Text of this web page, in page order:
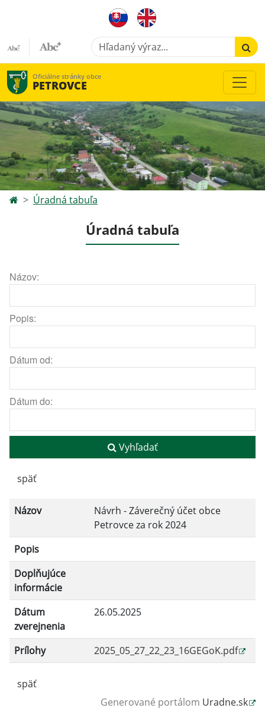
Hľadaný výraz...
Oficiálne stránky obce
PETROVCE
Úradná tabuľa
Úradná tabuľa
Názov:
Popis:
Dátum od:
Dátum do:
Vyhľadať
späť
Názov
Návrh - Záverečný účet obce
Petrovce za rok 2024
Popis
Doplňujúce
informácie
Dátum
zverejnenia
26.05.2025
Prílohy 2025_05_27_22_23_16GEGoK.pdf
späť
Generované portálom Uradne.sk